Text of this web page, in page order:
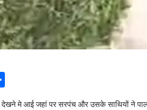
देखने मे आई जहां पर सरपंच और उसके साथियों ने